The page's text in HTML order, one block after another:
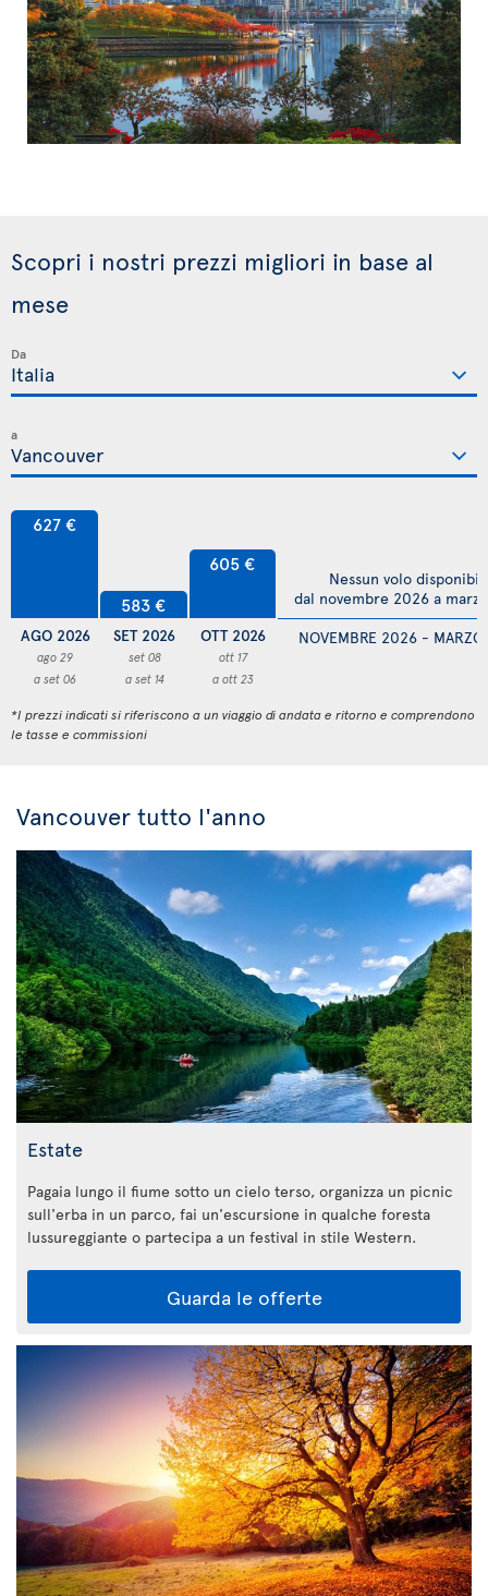
Scopri i nostri prezzi migliori in base al
mese
Da
a
627 €
AGO 2026
ago 29
a set 06
583 €
SET 2026
set 08
a set 14
605 €
OTT 2026
ott 17
a ott 23
NOVEMBRE 2026 -
Nessun volo
dal novembre 2026 a
*I prezzi indicati si riferiscono a un viaggio di andata e ritorno e comprendono
le tasse e commissioni
Vancouver tutto l'anno
Estate
Pagaia lungo il fiume sotto un cielo terso, organizza un picnic
sull'erba in un parco, fai un'escursione in qualche foresta
lussureggiante o partecipa a un festival in stile Western.
Guarda le offerte